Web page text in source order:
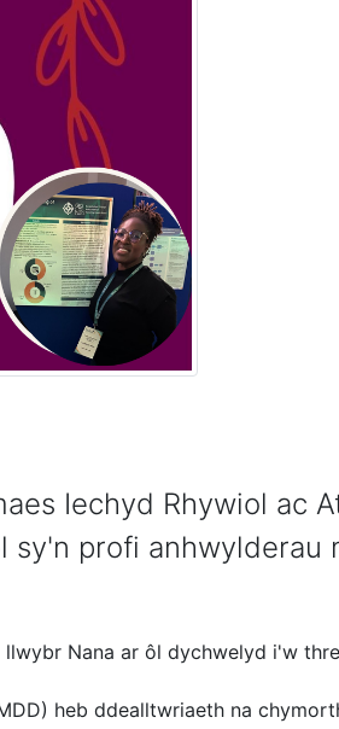
Iechyd Rhywiol ac
profi
Nana ar ôl dychwelyd i'w
heb ddealltwriaeth na